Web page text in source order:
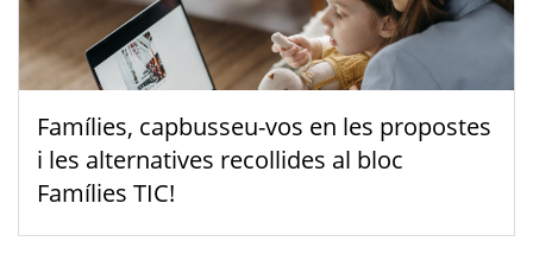
Famílies, capbusseu-vos en les propostes
i les alternatives recollides al bloc
Famílies TIC!